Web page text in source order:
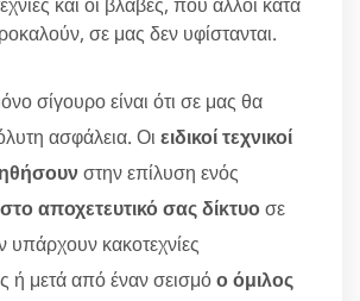
σε μας δεν υφίστανται.
σίγουρο είναι ότι σε μας θα
ασφάλεια. Οι ειδικοί τεχνικοί
στην επίλυση ενός
αποχετευτικό σας δίκτυοσε
υπάρχουν κακοτεχνίες
ή μετά από έναν σεισμόο όμιλος